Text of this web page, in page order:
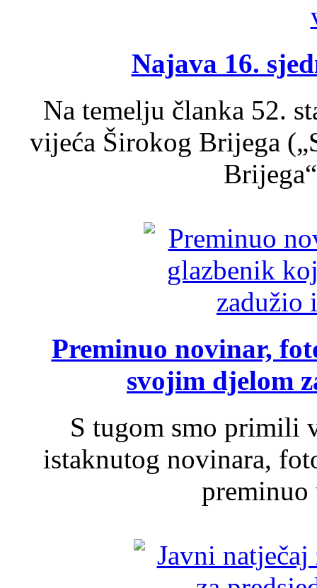
Najava 16.
Na temelju članka 52.
vijeća Širokog Brijega
Preminuo novinar,
svojim djelom
S tugom smo primili
istaknutog novinara,